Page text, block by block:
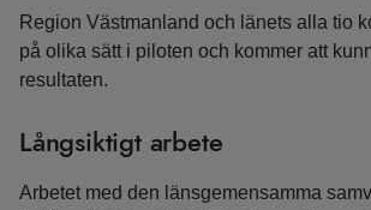
Region Västmanland och länets alla tio
på olika sätt i piloten och kommer att
resultaten.
Långsiktigt arbete
Arbetet med den länsgemensamma